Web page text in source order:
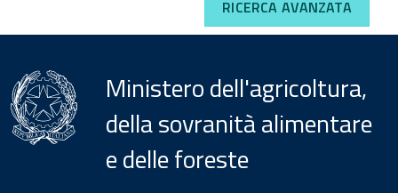
RICERCA AVANZATA
Ministero dell'agricoltura,
della sovranità alimentare
e delle foreste